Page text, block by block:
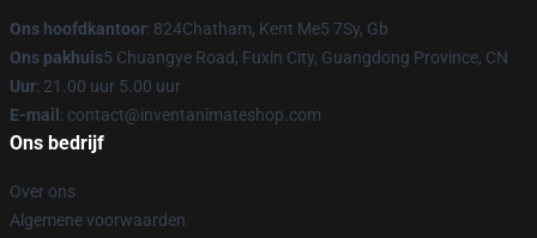
Ons hoofdkantoor: 824Chatham, Kent Me5 7Sy, Gb
Ons pakhuis5 Chuangye Road, Fuxin City, Guangdong Province, CN
Uur: 21.00 uur 5.00 uur
E-mail : contact@inventanimateshop.com
Ons bedrijf
Over ons
Algemene voorwaarden